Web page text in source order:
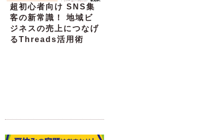
超初心者向け SNS集
客の新常識！ 地域ビ
ジネスの売上につなげ
るThreads活用術